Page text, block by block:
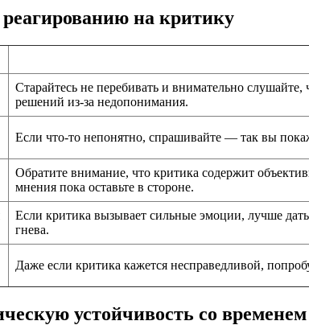
на критику
Старайтесь не перебивать и внимательно
решений из-за недопонимания.
Если что-то непонятно, спрашивайте — так вы
Обратите внимание, что критика содержит
мнения пока оставьте в стороне.
Если критика вызывает сильные эмоции, лучше
гнева.
Даже если критика кажется несправедливой,
устойчивость со временем